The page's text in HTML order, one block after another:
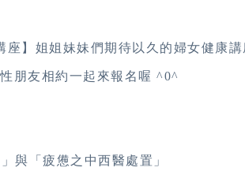
】姐姐妹妹們期待以久的婦女健康
朋友相約一起來報名喔 ^0^
與「疲憊之中西醫處置」